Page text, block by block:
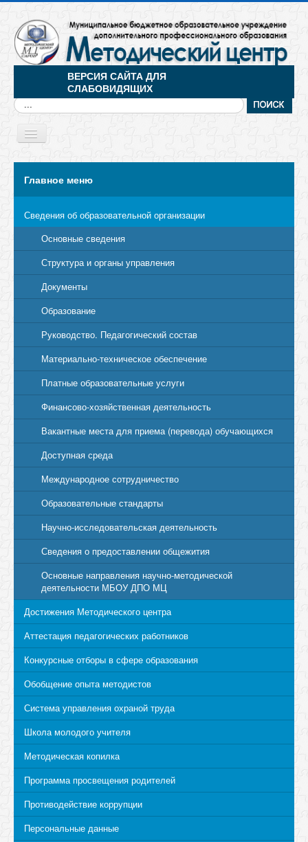
ВЕРСИЯ САЙТА ДЛЯ
СЛАБОВИДЯЩИХ
Искать...
Toggle
Главное меню
Сведения об образовательной организации
Основные сведения
Структура и органы управления
Документы
Образование
Руководство. Педагогический состав
Материально-техническое обеспечение
Платные образовательные услуги
Финансово-хозяйственная деятельность
Вакантные места для приема (перевода) обучающихся
Доступная среда
Международное сотрудничество
Образовательные стандарты
Научно-исследовательская деятельность
Сведения о предоставлении общежития
Основные направления научно-методической
деятельности МБОУ ДПО МЦ
Достижения Методического центра
Аттестация педагогических работников
Конкурсные отборы в сфере образования
Обобщение опыта методистов
Система управления охраной труда
Школа молодого учителя
Методическая копилка
Программа просвещения родителей
Противодействие коррупции
Персональные данные